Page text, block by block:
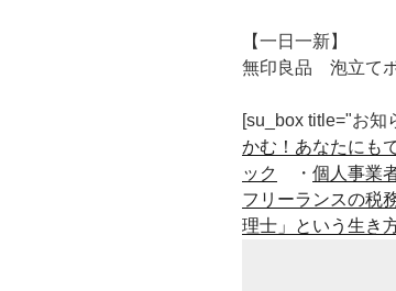
【一日一新】
無印良品 泡立て
[su_box title="お
かむ！あなたにも
ック
・ 個人事業
フリーランスの税
理士」という生き